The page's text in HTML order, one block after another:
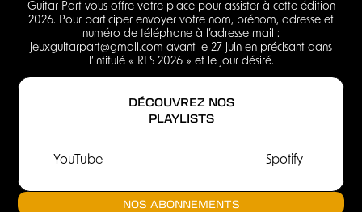
Guitar Part vous offre votre place pour assister à cette édition
2026. Pour participer envoyer votre nom, prénom, adresse et
numéro de téléphone à l’adresse mail :
jeuxguitarpart@gmail.com avant le 27 juin en précisant dans
l’intitulé « RES 2026 » et le jour désiré.
DÉCOUVREZ NOS
PLAYLISTS
YouTube Spotify
NOS ABONNEMENTS